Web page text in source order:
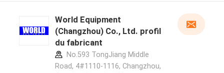
World Equipment
(Changzhou) Co., Ltd. profil
du fabricant
No.593 TongJiang Middle
Road, 4#1110-1116, Changzhou,